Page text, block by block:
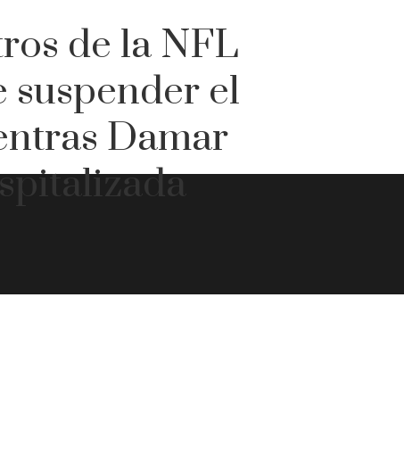
de la NFL
suspender el
Damar